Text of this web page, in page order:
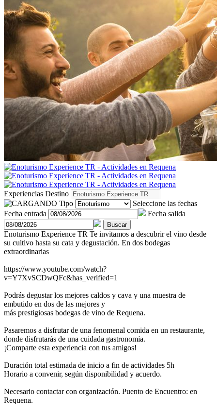
Experiencias Destino
Tipo
Seleccione las fechas
Fecha entrada
Fecha salida
Buscar
Enoturismo Experience TR Te invitamos a descubrir el vino desde
su cultivo hasta su cata y degustación. En dos bodegas
extraordinarias
https://www.youtube.com/watch?
v=Y7XvSCDwQFc&has_verified=1
Podrás degustar los mejores caldos y cava y una muestra de
embutido en dos de las mejores y
más prestigiosas bodegas de vino de Requena.
Pasaremos a disfrutar de una fenomenal comida en un restaurante,
donde disfrutarás de una cuidada gastronomía.
¡Comparte esta experiencia con tus amigos!
Duración total estimada de inicio a fin de actividades 5h
Horario a convenir, según disponibilidad y acuerdo.
Necesario contactar con organización. Puento de Encuentro: en
Requena.